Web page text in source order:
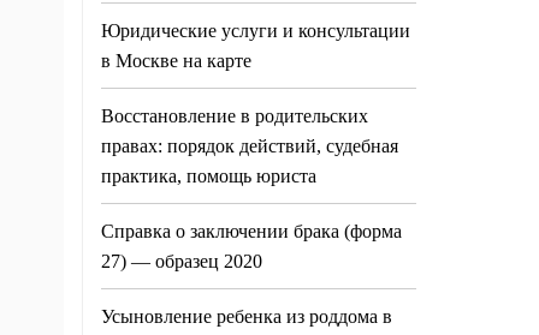
Юридические услуги и консультации
в Москве на карте
Восстановление в родительских
правах: порядок действий, судебная
практика, помощь юриста
Справка о заключении брака (форма
27) — образец 2020
Усыновление ребенка из роддома в